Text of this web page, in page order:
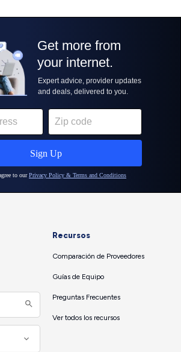
Recursos
Comparación de Proveedores
Guías de Equipo
Preguntas Frecuentes
Ver todos los recursos